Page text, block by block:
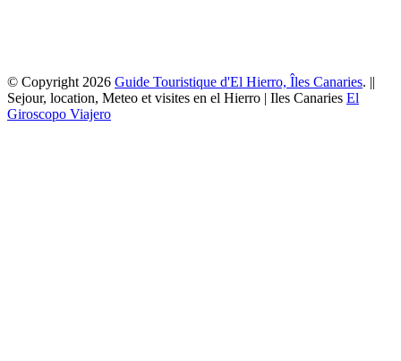
© Copyright 2026 Guide Touristique d'El Hierro, Îles Canaries. ||
Sejour, location, Meteo et visites en el Hierro | Iles Canaries El
Giroscopo Viajero